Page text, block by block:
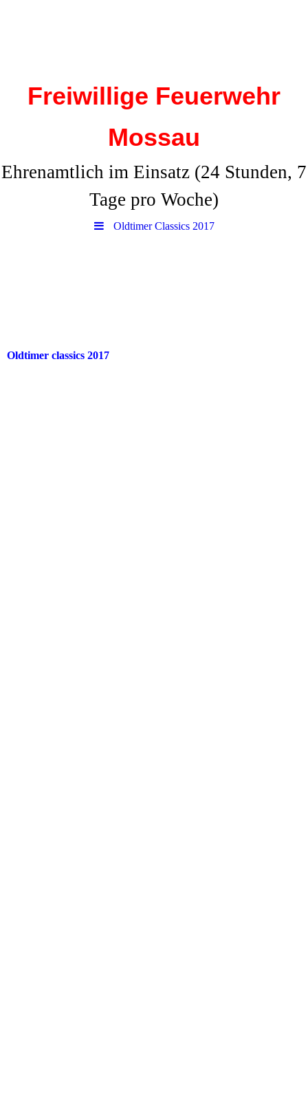
Freiwillige Feuerwehr
Mossau
Ehrenamtlich im Einsatz (24 Stunden, 7
Tage pro Woche)
Oldtimer Classics 2017
Oldtimer classics 2017